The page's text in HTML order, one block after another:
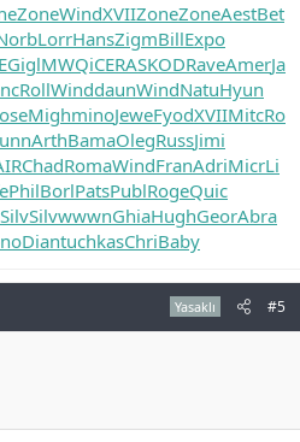
ZoneWindXVIIZoneZoneAestBet
LorrHansZigmBillExpo
GiglMWQiCERASKODRaveAmerJa
RollWinddaunWindNatuHyun
MighminoJeweFyodXVIIMitcRo
ArthBamaOlegRussJimi
ChadRomaWindFranAdriMicrLi
PhilBorlPatsPublRogeQuic
SilvSilvwwwnGhiaHughGeorAbra
DiantuchkasChriBaby
Yasaklı #5